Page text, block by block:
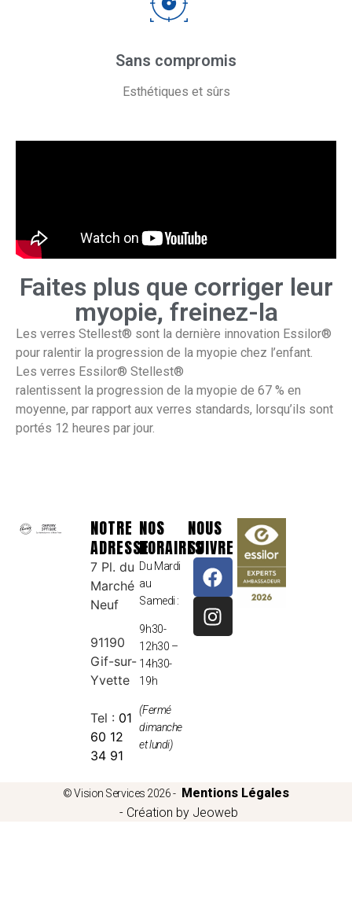
Sans compromis
Esthétiques et sûrs
Faites plus que corriger leur
myopie, freinez-la
Les verres Stellest® sont la dernière innovation Essilor®
pour ralentir la progression de la myopie chez l’enfant.
Les verres Essilor® Stellest®
ralentissent la progression de la myopie de 67 % en
moyenne, par rapport aux verres standards, lorsqu’ils sont
portés 12 heures par jour.
NOTRE
ADRESSE
7 Pl. du
Marché
Neuf
91190
Gif-sur-
Yvette
Tel : 01
60 12
34 91
NOS
HORAIRES
Du Mardi
au
Samedi :
9h30-
12h30 –
14h30-
19h
(Fermé
dimanche
et lundi)
NOUS
SUIVRE
© Vision Services 2026 -
Mentions Légales
- Création by Jeoweb